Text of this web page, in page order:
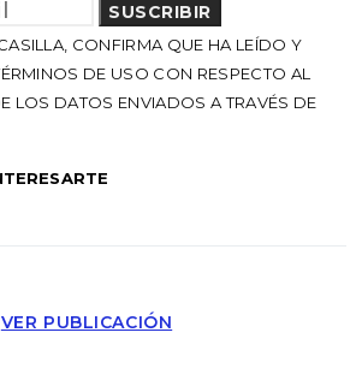
SUSCRIBIR
CONFIRMA QUE HA LEÍDO Y
DE USO CON RESPECTO AL
LOS DATOS ENVIADOS A TRAVÉS DE
VER PUBLICACIÓN